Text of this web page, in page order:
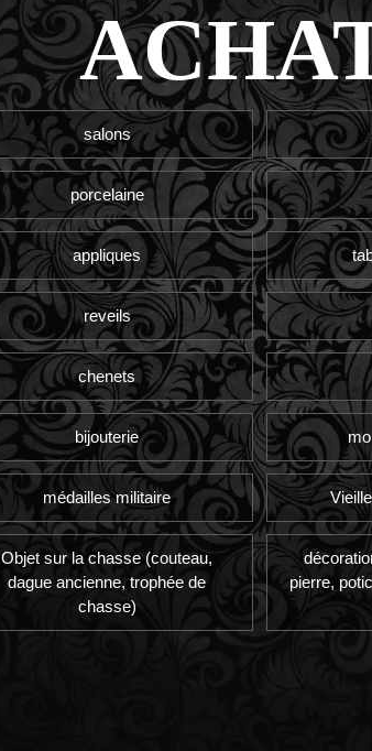
salons
porcelaine
appliques
reveils
chenets
bijouterie
médailles militaire
Objet sur la chasse (couteau,
dague ancienne, trophée de
chasse)
pierre,